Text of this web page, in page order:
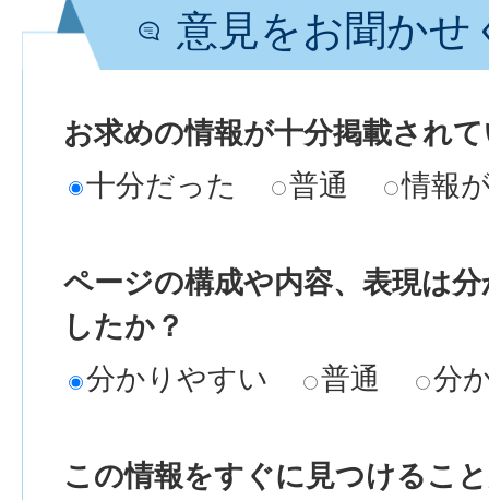
意見をお聞かせ
お求めの情報が十分掲載され
十分だった
普通 情報
ページの構成や内容、表現は
したか？
分かりやすい
普通 分
この情報をすぐに見つけるこ